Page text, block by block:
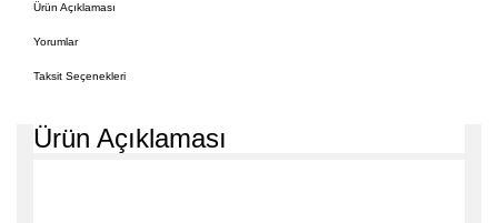
Ürün Açıklaması
Yorumlar
Taksit Seçenekleri
Ürün Açıklaması